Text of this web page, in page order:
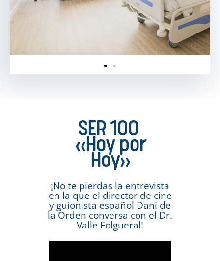
SER 100
«Hoy por
Hoy»
¡No te pierdas la entrevista
en la que el director de cine
y guionista español Dani de
la Orden conversa con el Dr.
Valle Folgueral!